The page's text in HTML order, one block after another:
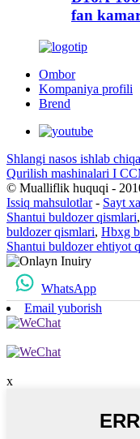
fan
Ombor
Kompaniya profili
Brend
Shlangi nasos ishlab
Qurilish mashinalari I
© Mualliflik huquqi -
Issiq mahsulotlar- Sayt
Shantui buldozer qismlari,
buldozer qismlari, Hbxg
Shantui buldozer ehtiyot
WhatsApp
Email yuborish
x